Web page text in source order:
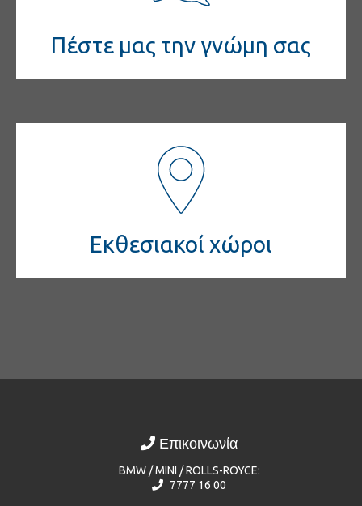
Πέστε μας την γνώμη σας
Εκθεσιακοί χώροι
Επικοινωνία
BMW / MINI / ROLLS-ROYCE:
7777 16 00